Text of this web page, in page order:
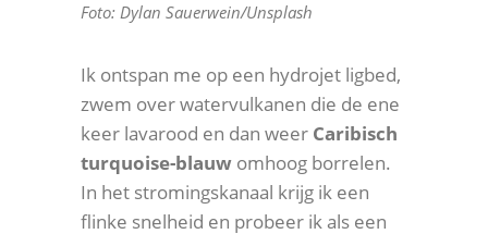
Foto: Dylan Sauerwein/Unsplash
Ik ontspan me op een hydrojet ligbed,
zwem over watervulkanen die de ene
keer lavarood en dan weer Caribisch
turquoise-blauw omhoog borrelen.
In het stromingskanaal krijg ik een
flinke snelheid en probeer ik als een